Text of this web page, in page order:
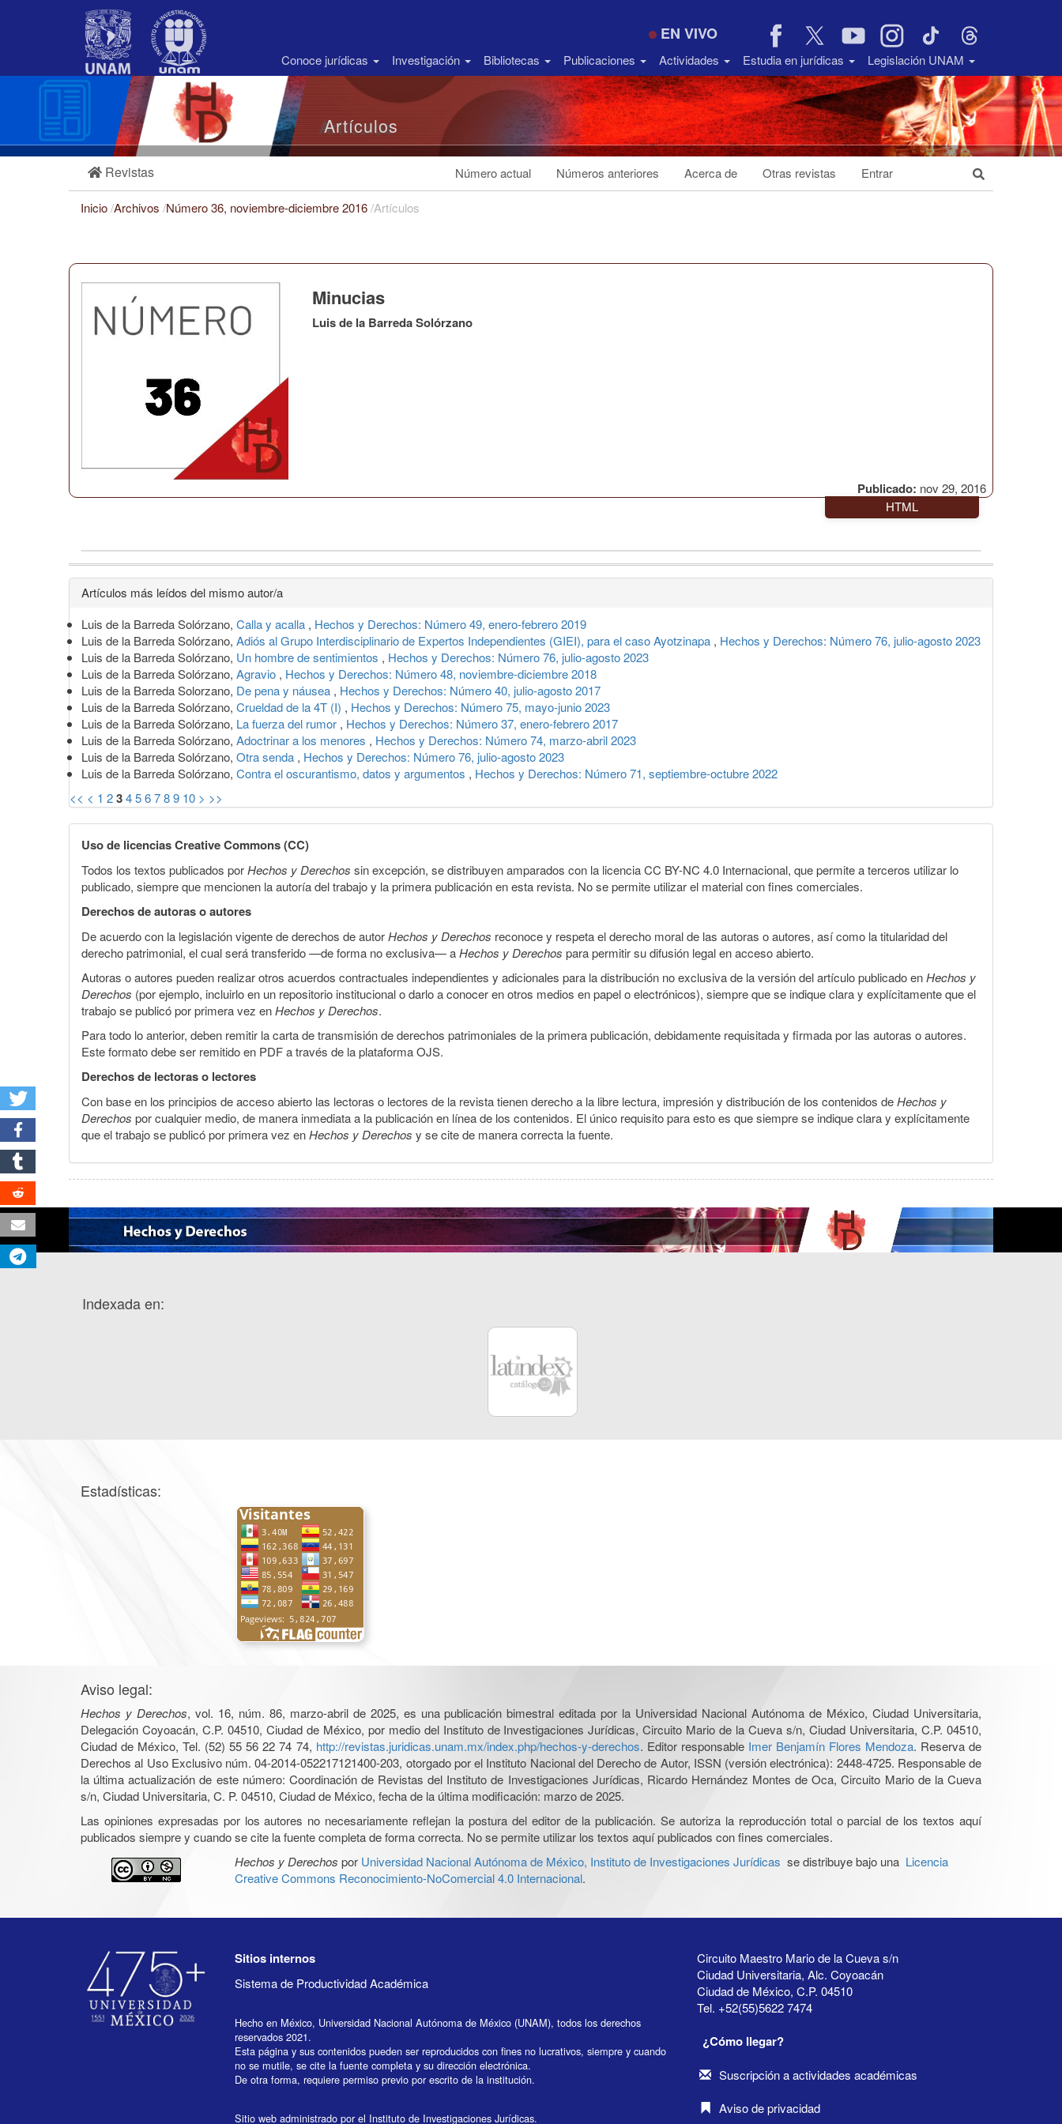
Barra
EN VIVO
Conoce jurídicas Investigación Bibliotecas Publicaciones Actividades Estudia en jurídicas Legislación UNAM
Artículos
Revistas Número actual Números anteriores Acerca de Otras revistas Entrar
Inicio/Archivos /Número 36, noviembre-diciembre 2016/Artículos
Publicado: nov 29, 2016
Minucias
Luis de la Barreda Solórzano
HTML
Detalles
del
artículo
Artículos más leídos del mismo autor/a
Luis de la Barreda Solórzano, Calla y acalla , Hechos y Derechos: Número 49, enero-febrero 2019
Luis de la Barreda Solórzano, Adiós al Grupo Interdisciplinario de Expertos Independientes (GIEI), para el caso Ayotzinapa , Hechos y Derechos: Número 76, julio-agosto 2023
Luis de la Barreda Solórzano, Un hombre de sentimientos , Hechos y Derechos: Número 76, julio-agosto 2023
Luis de la Barreda Solórzano, Agravio , Hechos y Derechos: Número 48, noviembre-diciembre 2018
Luis de la Barreda Solorzano, De pena y náusea , Hechos y Derechos: Número 40, julio-agosto 2017
Luis de la Barreda Solórzano, Crueldad de la 4T (I) , Hechos y Derechos: Número 75, mayo-junio 2023
Luis de la Barreda Solórzano, La fuerza del rumor , Hechos y Derechos: Número 37, enero-febrero 2017
Luis de la Barreda Solórzano, Adoctrinar a los menores , Hechos y Derechos: Número 74, marzo-abril 2023
Luis de la Barreda Solórzano, Otra senda , Hechos y Derechos: Número 76, julio-agosto 2023
Luis de la Barreda Solórzano, Contra el oscurantismo, datos y argumentos , Hechos y Derechos: Número 71, septiembre-octubre 2022
<< < 1 23456789 10 > >>
Uso de licencias Creative Commons (CC)
Todos los textos publicados porHechos y Derechos sin excepción, se distribuyen amparados con la licencia CC BY-NC 4.0 Internacional, que permite a terceros utilizar lo
publicado, siempre que mencionen la autoría del trabajo y la primera publicación en esta revista. No se permite utilizar el material con fines comerciales.
Derechos de autoras o autores
De acuerdo con la legislación vigente de derechos de autorHechos y Derechos reconoce y respeta el derecho moral de las autoras o autores, así como la titularidad del
derecho patrimonial, el cual será transferido —de forma no exclusiva— aHechos y Derechos para permitir su difusión legal en acceso abierto.
Autoras o autores pueden realizar otros acuerdos contractuales independientes y adicionales para la distribución no exclusiva de la versión del artículo publicado enHechos y
Derechos (por ejemplo, incluirlo en un repositorio institucional o darlo a conocer en otros medios en papel o electrónicos), siempre que se indique clara y explícitamente que el
trabajo se publicó por primera vez enHechos y Derechos.
Para todo lo anterior, deben remitir la carta de transmisión de derechos patrimoniales de la primera publicación, debidamente requisitada y firmada por las autoras o autores.
Este formato debe ser remitido en PDF a través de la plataforma OJS.
Derechos de lectoras o lectores
Con base en los principios de acceso abierto las lectoras o lectores de la revista tienen derecho a la libre lectura, impresión y distribución de los contenidos deHechos y
Derechos por cualquier medio, de manera inmediata a la publicación en línea de los contenidos. El único requisito para esto es que siempre se indique clara y explícitamente
que el trabajo se publicó por primera vez enHechos y Derechos y se cite de manera correcta la fuente.
Indexada en:
Estadísticas:
Aviso legal:
Hechos y Derechos, vol. 16, núm. 86, marzo-abril de 2025, es una publicación bimestral editada por la Universidad Nacional Autónoma de México, Ciudad Universitaria,
Delegación Coyoacán, C.P. 04510, Ciudad de México, por medio del Instituto de Investigaciones Jurídicas, Circuito Mario de la Cueva s/n, Ciudad Universitaria, C.P. 04510,
Ciudad de México, Tel. (52) 55 56 22 74 74, http://revistas.juridicas.unam.mx/index.php/hechos-y-derechos. Editor responsable Imer Benjamín Flores Mendoza. Reserva de
Derechos al Uso Exclusivo núm. 04-2014-052217121400-203, otorgado por el Instituto Nacional del Derecho de Autor, ISSN (versión electrónica): 2448-4725. Responsable de
la última actualización de este número: Coordinación de Revistas del Instituto de Investigaciones Jurídicas, Ricardo Hernández Montes de Oca, Circuito Mario de la Cueva
s/n, Ciudad Universitaria, C. P. 04510, Ciudad de México, fecha de la última modificación: marzo de 2025.
Las opiniones expresadas por los autores no necesariamente reflejan la postura del editor de la publicación. Se autoriza la reproducción total o parcial de los textos aquí
publicados siempre y cuando se cite la fuente completa de forma correcta. No se permite utilizar los textos aquí publicados con fines comerciales.
Hechos y Derechos por Universidad Nacional Autónoma de México, Instituto de Investigaciones Jurídicas se distribuye bajo una Licencia
Creative Commons Reconocimiento-NoComercial 4.0 Internacional.
Sitios internos
Sistema de Productividad Académica
Hecho en México, Universidad Nacional Autónoma de México (UNAM), todos los derechos
reservados 2021.
Esta página y sus contenidos pueden ser reproducidos con fines no lucrativos, siempre y cuando
no se mutile, se cite la fuente completa y su dirección electrónica.
De otra forma, requiere permiso previo por escrito de la institución.
Sitio web administrado por el Instituto de Investigaciones Jurídicas.
Circuito Maestro Mario de la Cueva s/n
Ciudad Universitaria, Alc. Coyoacán
Ciudad de México, C.P. 04510
Tel. +52(55)5622 7474
¿Cómo llegar?
Suscripción a actividades académicas
Aviso de privacidad